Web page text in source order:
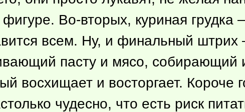
Во-вторых, куриная
всем. Ну, и финальный
пасту и мясо, собирающий
восхищает и восторгает. Короче
чудесно, что есть риск